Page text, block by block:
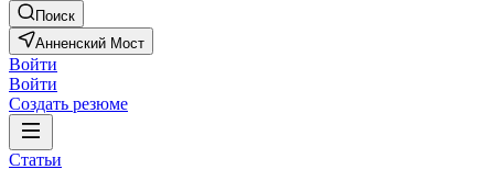
Поиск
Анненский Мост
Войти
Войти
Создать резюме
Статьи